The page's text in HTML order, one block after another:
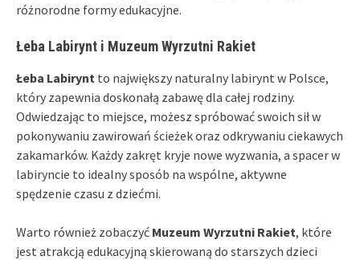
różnorodne formy edukacyjne.
Łeba Labirynt i Muzeum Wyrzutni Rakiet
Łeba Labirynt to największy naturalny labirynt w Polsce,
który zapewnia doskonałą zabawę dla całej rodziny.
Odwiedzając to miejsce, możesz spróbować swoich sił w
pokonywaniu zawirowań ścieżek oraz odkrywaniu ciekawych
zakamarków. Każdy zakręt kryje nowe wyzwania, a spacer w
labiryncie to idealny sposób na wspólne, aktywne
spędzenie czasu z dziećmi.
Warto również zobaczyć Muzeum Wyrzutni Rakiet, które
jest atrakcją edukacyjną skierowaną do starszych dzieci